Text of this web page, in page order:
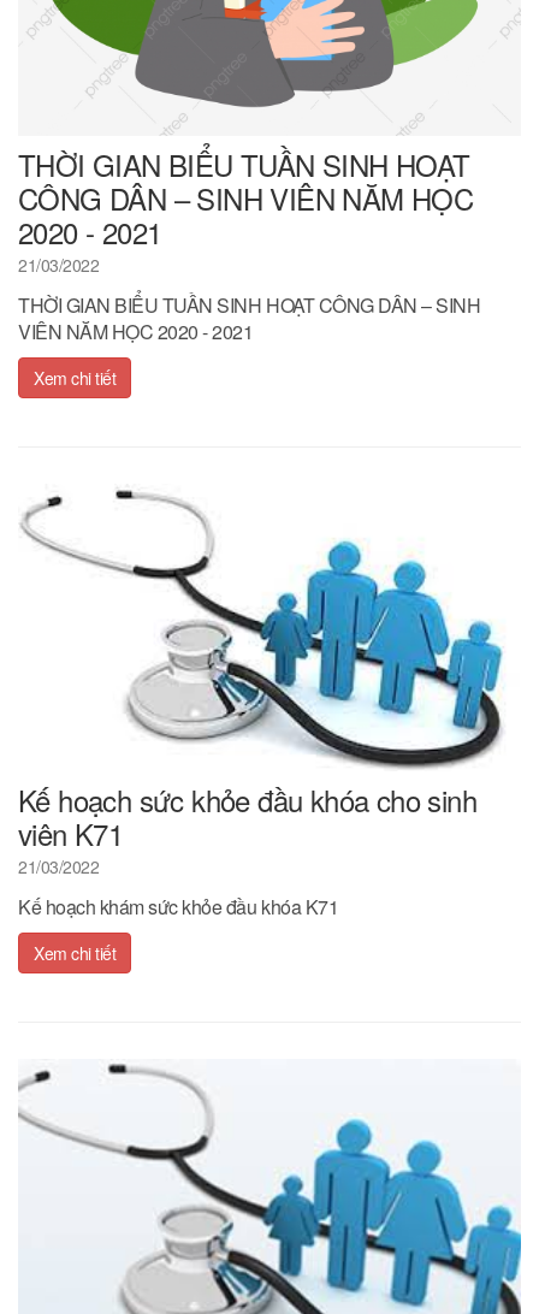
THỜI GIAN BIỂU TUẦN SINH HOẠT
CÔNG DÂN – SINH VIÊN NĂM HỌC
2020 - 2021
21/03/2022
THỜI GIAN BIỂU TUẦN SINH HOẠT CÔNG DÂN – SINH
VIÊN NĂM HỌC 2020 - 2021
Xem chi tiết
Kế hoạch sức khỏe đầu khóa cho sinh
viên K71
21/03/2022
Kế hoạch khám sức khỏe đầu khóa K71
Xem chi tiết